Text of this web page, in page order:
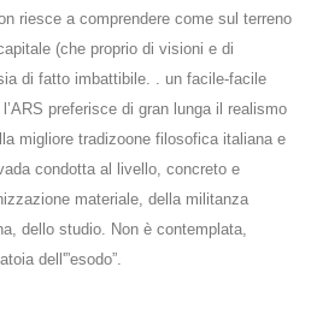
riesce a comprendere come sul terreno
(che proprio di visioni e di
di fatto imbattibile. . un facile-facile
preferisce di gran lunga il realismo
migliore tradizoone filosofica italiana e
condotta al livello, concreto e
materiale, della militanza
dello studio. Non è contemplata,
dell'”esodo”.